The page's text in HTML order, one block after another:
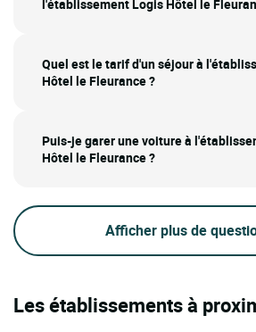
l'établissement Logis Hôtel le
Quel est le tarif d'un séjour à
Hôtel le Fleurance ?
Puis-je garer une voiture à
Hôtel le Fleurance ?
Afficher plus de
Les établissements à